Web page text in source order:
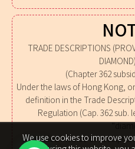
TRADE DESCRIPTIONS
(Chapter 362
Under the laws of Hong Kong,
definition in the Trade
Regulation (Cap. 362 sub.
A detailed invoice or receipt
We use cookies to improve